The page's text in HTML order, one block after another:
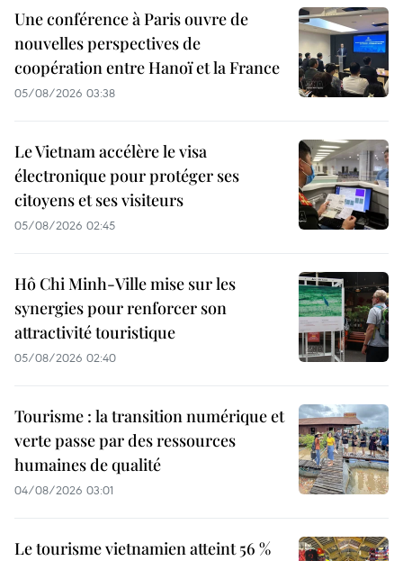
Une conférence à Paris ouvre de
nouvelles perspectives de
coopération entre Hanoï et la France
05/08/2026 03:38
Le Vietnam accélère le visa
électronique pour protéger ses
citoyens et ses visiteurs
05/08/2026 02:45
Hô Chi Minh-Ville mise sur les
synergies pour renforcer son
attractivité touristique
05/08/2026 02:40
Tourisme : la transition numérique et
verte passe par des ressources
humaines de qualité
04/08/2026 03:01
Le tourisme vietnamien atteint 56 %